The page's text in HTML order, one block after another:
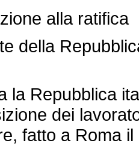
alla ratifica
della
Repubblica
dei
fatto a Roma